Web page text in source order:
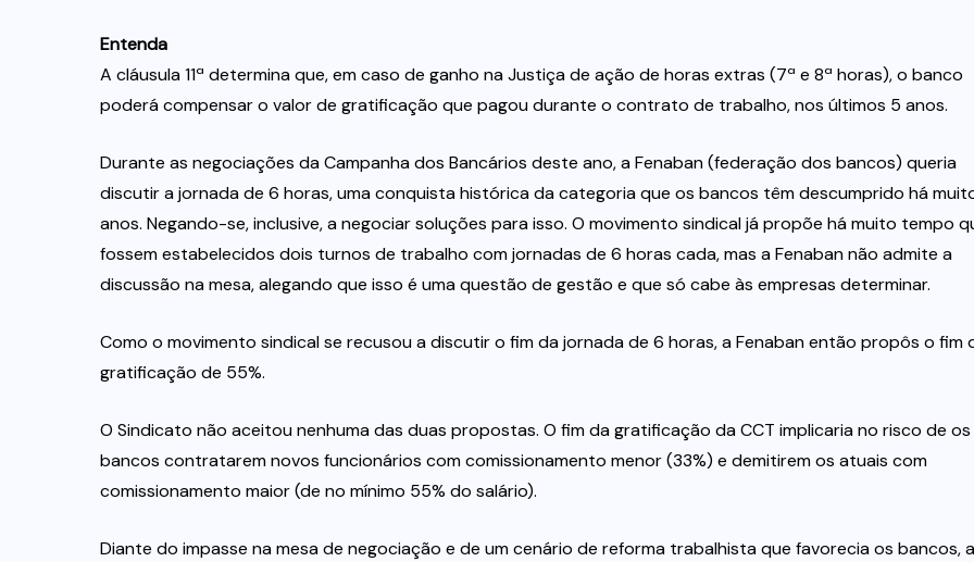
Entenda
A cláusula 11ª determina que, em caso de ganho na Justiça de ação de horas extras (7ª e 8ª horas), o banco
poderá compensar o valor de gratificação que pagou durante o contrato de trabalho, nos últimos 5 anos.
Durante as negociações da Campanha dos Bancários deste ano, a Fenaban (federação dos bancos) queria
discutir a jornada de 6 horas, uma conquista histórica da categoria que os bancos têm descumprido há
anos. Negando-se, inclusive, a negociar soluções para isso. O movimento sindical já propõe há muito tempo
fossem estabelecidos dois turnos de trabalho com jornadas de 6 horas cada, mas a Fenaban não admite a
discussão na mesa, alegando que isso é uma questão de gestão e que só cabe às empresas determinar.
Como o movimento sindical se recusou a discutir o fim da jornada de 6 horas, a Fenaban então propôs o fim
gratificação de 55%.
O Sindicato não aceitou nenhuma das duas propostas. O fim da gratificação da CCT implicaria no risco de os
bancos contratarem novos funcionários com comissionamento menor (33%) e demitirem os atuais com
comissionamento maior (de no mínimo 55% do salário).
Diante do impasse na mesa de negociação e de um cenário de reforma trabalhista que favorecia os bancos, a